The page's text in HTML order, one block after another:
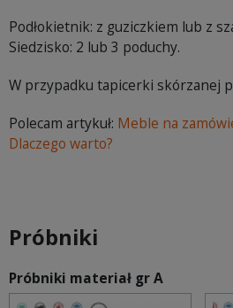
Podłokietnik: z guziczkiem lub z
Siedzisko: 2 lub 3 poduchy.
W przypadku tapicerki skórzanej
Polecam artykuł: Meble na
Dlaczego warto?
Próbniki
Próbniki materiał gr A